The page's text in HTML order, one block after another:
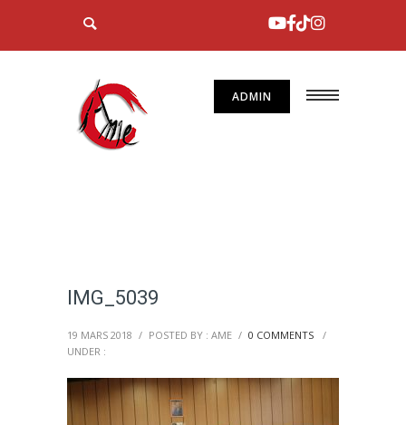
ADMIN
IMG_5039
19 MARS 2018 / POSTED BY : AME / 0 COMMENTS
/
UNDER :